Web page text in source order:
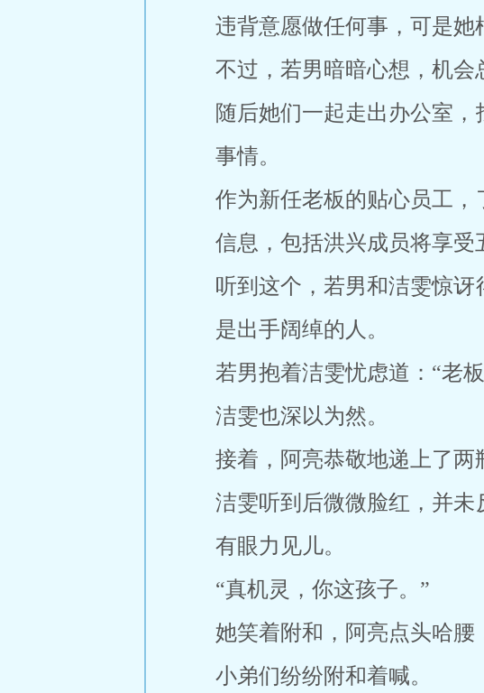
违背意愿做任何事，可是她
不过，若男暗暗心想，机会
随后她们一起走出办公室
事情。
作为新任老板的贴心员工
信息，包括洪兴成员将享受
听到这个，若男和洁雯惊
是出手阔绰的人。
若男抱着洁雯忧虑道：“老
洁雯也深以为然。
接着，阿亮恭敬地递上了两
洁雯听到后微微脸红，并
有眼力见儿。
“真机灵，你这孩子。”
她笑着附和，阿亮点头哈腰
小弟们纷纷附和着喊。